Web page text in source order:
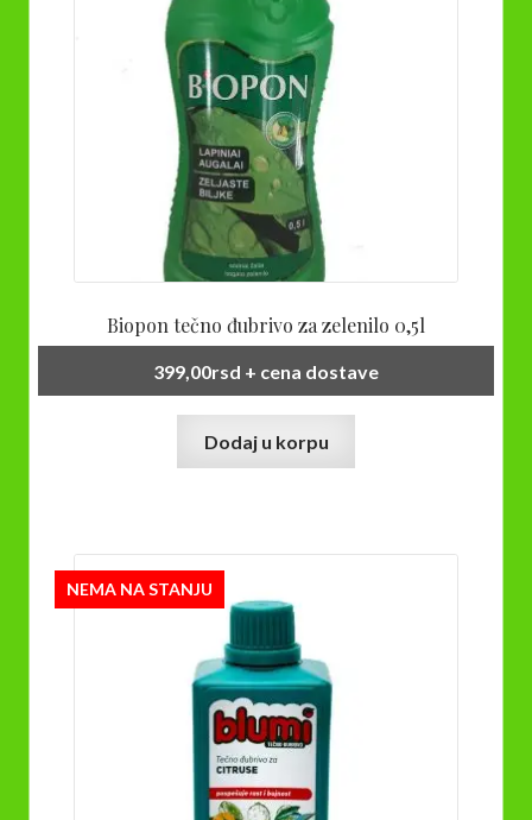
Biopon tečno đubrivo za zelenilo 0,5l
399,00rsd + cena dostave
Dodaj u korpu
NEMA NA STANJU